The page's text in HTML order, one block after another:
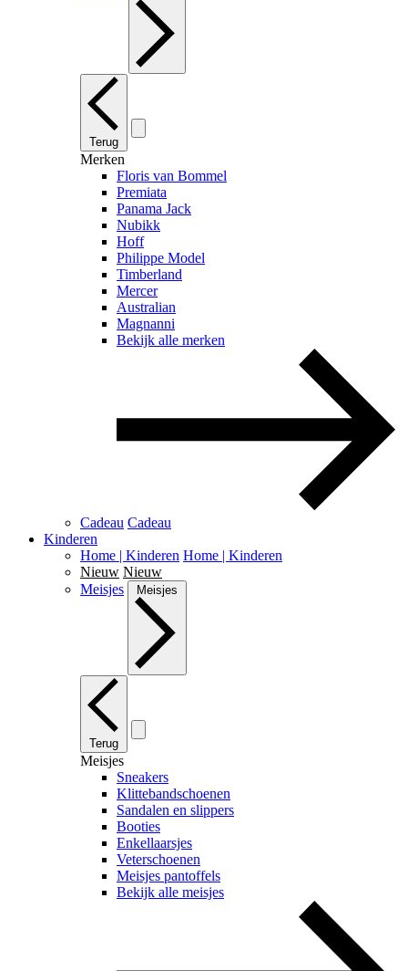
Terug
Merken
Floris van Bommel
Premiata
Panama Jack
Nubikk
Hoff
Philippe Model
Timberland
Mercer
Australian
Magnanni
Bekijk alle merken
Cadeau Cadeau
Kinderen
Home | Kinderen Home | Kinderen
Nieuw Nieuw
Meisjes
Meisjes
Terug
Meisjes
Sneakers
Klittebandschoenen
Sandalen en slippers
Booties
Enkellaarsjes
Veterschoenen
Meisjes pantoffels
Bekijk alle meisjes